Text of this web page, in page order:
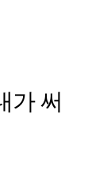
가 써